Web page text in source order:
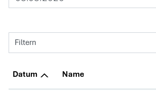
Filtern
Datum Name